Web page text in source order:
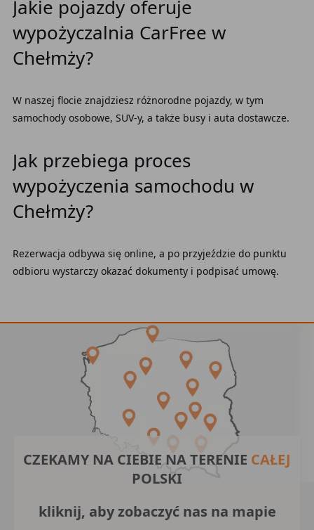
Jakie pojazdy oferuje
wypożyczalnia CarFree w
Chełmży?
W naszej flocie znajdziesz różnorodne pojazdy, w tym
samochody osobowe, SUV-y, a także busy i auta dostawcze.
Jak przebiega proces
wypożyczenia samochodu w
Chełmży?
Rezerwacja odbywa się online, a po przyjeździe do punktu
odbioru wystarczy okazać dokumenty i podpisać umowę.
CZEKAMY NA CIEBIE NA TERENIE CAŁEJ
POLSKI
kliknij, aby zobaczyć nas na mapie